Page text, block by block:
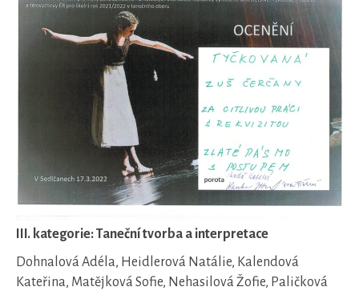
III. kategorie: Taneční tvorba a interpretace
Dohnalová Adéla, Heidlerová Natálie, Kalendová
Kateřina, Matějková Sofie, Nehasilová Žofie, Paličková